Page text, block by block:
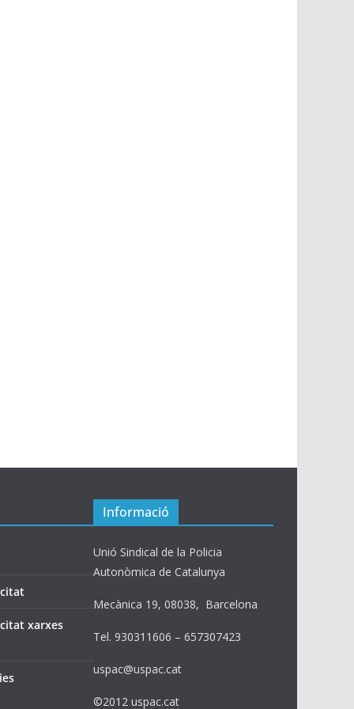
xarxes
Informació
Unió Sindical de la Policia
Autonòmica de Catalunya
Mecànica 19, 08038, Barcelona
Tel. 930311606 – 657307423
uspac@uspac.cat
©2012 uspac.cat